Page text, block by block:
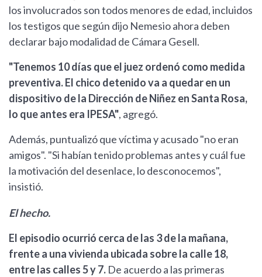
los involucrados son todos menores de edad, incluidos
los testigos que según dijo Nemesio ahora deben
declarar bajo modalidad de Cámara Gesell.
"Tenemos 10 días que el juez ordenó como medida
preventiva. El chico detenido va a quedar en un
dispositivo de la Dirección de Niñez en Santa Rosa,
lo que antes era IPESA", agregó.
Además, puntualizó que víctima y acusado "no eran
amigos". "Si habían tenido problemas antes y cuál fue
la motivación del desenlace, lo desconocemos",
insistió.
El hecho.
El episodio ocurrió cerca de las 3 de la mañana,
frente a una vivienda ubicada sobre la calle 18,
entre las calles 5 y 7. De acuerdo a las primeras